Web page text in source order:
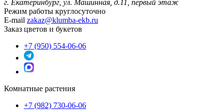
г. Екатеринбург, ул. Машинная, д.11, первый этаж
Режим работы круглосуточно
E-mail zakaz@klumba-ekb.ru
Заказ цветов и букетов
+7 (950) 554-06-06
Комнатные растения
+7 (982) 730-06-06